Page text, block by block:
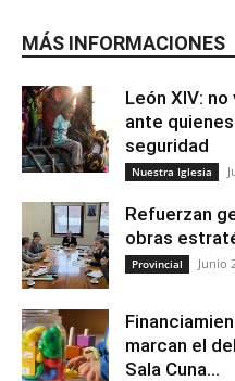
MÁS INFORMACIONES
León XIV:
ante
seguridad
Nuestra Iglesia
Refuerzan
obras
Provincial Junio
marcan el
Sala Cuna...